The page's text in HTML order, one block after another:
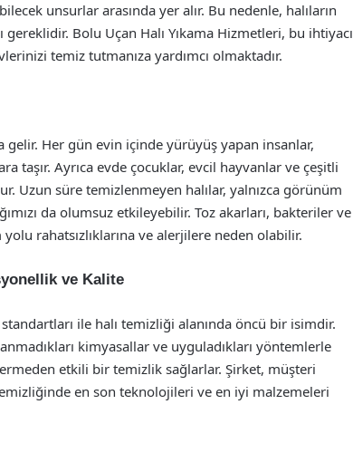
unsurlar arasında yer alır. Bu nedenle, halıların
gereklidir. Bolu Uçan Halı Yıkama Hizmetleri, bu ihtiyacı
temiz tutmanıza yardımcı olmaktadır.
gelir. Her gün evin içinde yürüyüş yapan insanlar,
taşır. Ayrıca evde çocuklar, evcil hayvanlar ve çeşitli
Uzun süre temizlenmeyen halılar, yalnızca görünüm
da olumsuz etkileyebilir. Toz akarları, bakteriler ve
rahatsızlıklarına ve alerjilere neden olabilir.
ve Kalite
ile halı temizliği alanında öncü bir isimdir.
kimyasallar ve uyguladıkları yöntemlerle
etkili bir temizlik sağlarlar. Şirket, müşteri
en son teknolojileri ve en iyi malzemeleri